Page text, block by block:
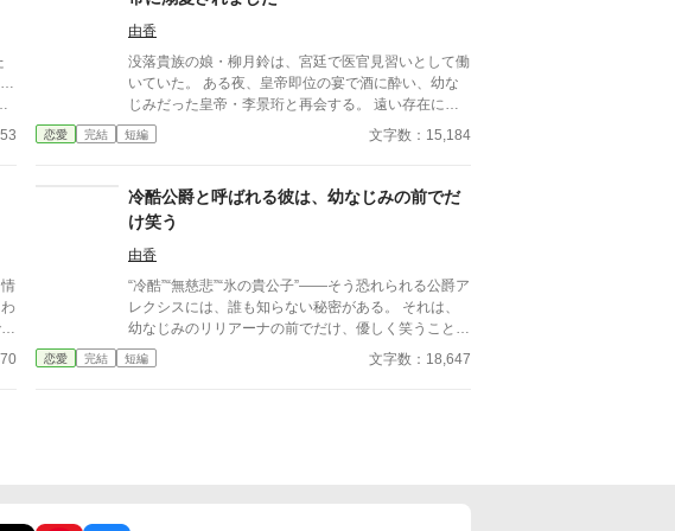
に立ちたい」という一心だった。 ――その瞬間。 冷
酷騎士の情緒が崩壊した。 「君は、自分の価値を分
かっていない」 開始一分で愛さない宣言は撤回。 無
自覚に自己評価が低い妻に、激重独占欲を発症した最
強騎士が爆誕する。 以後、 寝室は強制統合 常時抱っ
こ移動 一秒ごとに更新される溺愛 妻を傷つける者に
は容赦なし宣言 甘さ過多、独占欲過剰、愛情暴走
分も我慢できなかった最強騎士。 溺愛が止まらな
い、契約結婚から始まる甘すぎる逆転ラブコメ
由香
没落貴族の娘・柳月鈴は、宮廷で医官見習いとして働
いていた。 ある夜、皇帝即位の宴で酒に酔い、幼な
じみだった皇帝・李景珩と再会する。 遠い存在にな
ったはずの彼。 けれど、その夜をきっかけに月鈴の
運命は大きく動き出す。 冷酷と恐れられる皇帝が、
恋愛 完結 短編 文字数：15,184
冷酷公爵と呼ばれる彼は、幼なじみの前でだ
け笑う
由香
“冷酷”“無慈悲”“氷の貴公子”――そう恐れられる公爵ア
レクシスには、誰も知らない秘密がある。 それは、
幼なじみのリリアーナの前でだけ、優しく笑うこと。
貴族社会の頂点に立つ彼と、身分の低い彼女。 決し
て交わらないはずの二人なのに、彼は彼女を守り、触
恋愛 完結 短編 文字数：18,647